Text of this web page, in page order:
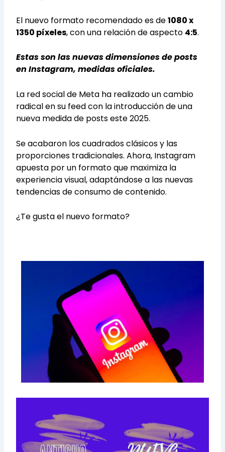
El nuevo formato recomendado es de1080 x
1350 píxeles, con una relación de aspecto 4:5.
Estas son las nuevas dimensiones de posts
en Instagram, medidas oficiales.
La red social de Meta ha realizado un cambio
radical en su feed con la introducción de una
nueva medida de posts este 2025.
Se acabaron los cuadrados clásicos y las
proporciones tradicionales. Ahora, Instagram
apuesta por un formato que maximiza la
experiencia visual, adaptándose a las nuevas
tendencias de consumo de contenido.
¿Te gusta el nuevo formato?